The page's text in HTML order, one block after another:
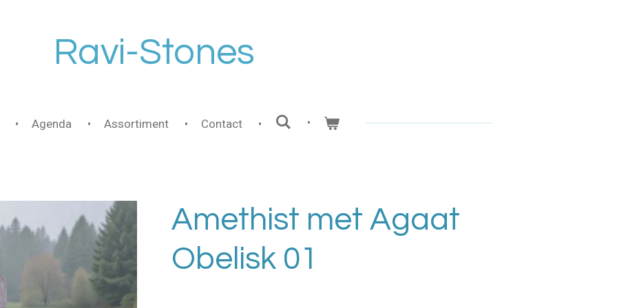
Ravi-Stones
Agenda Assortiment Contact
Amethist met Agaat
Obelisk 01